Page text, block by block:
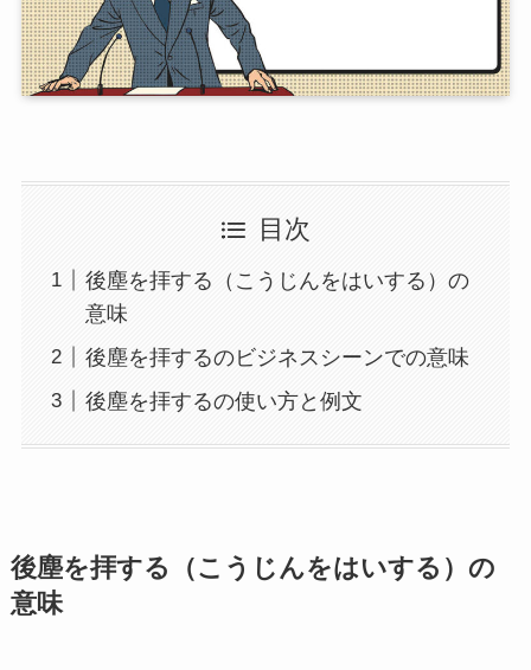
目次
後塵を拝する（こうじんをはいする）の
意味
後塵を拝するのビジネスシーンでの意味
後塵を拝するの使い方と例文
後塵を拝する（こうじんをはいする）の
意味